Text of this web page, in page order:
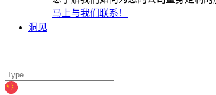
马上与我们联系！
洞见